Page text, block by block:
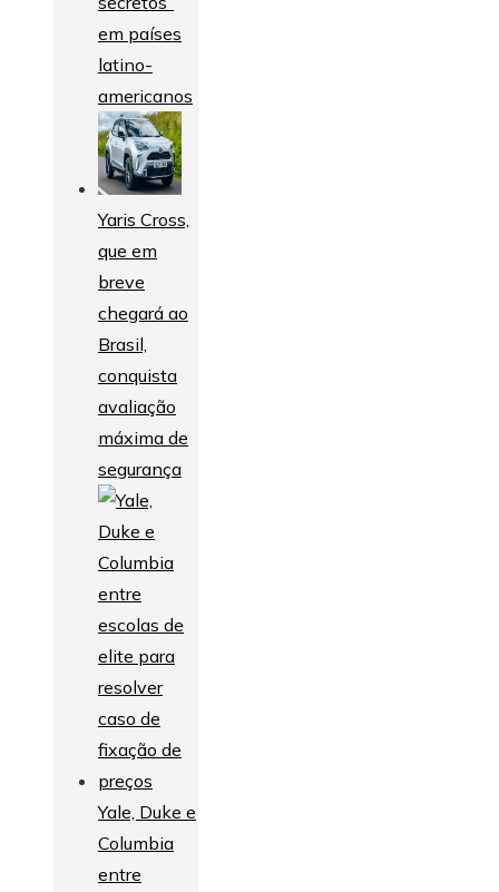
em países
latino-
americanos
Yaris Cross,
que em
breve
chegará ao
Brasil,
conquista
avaliação
máxima de
segurança
Yale, Duke e
Columbia
entre